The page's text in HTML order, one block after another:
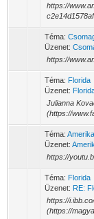
https://
Téma:
Üzenet:
https://
Téma: Florida
Üzenet:
Julianna
(https://
Téma:
Üzenet:
https://
Téma: Florida
Üzenet: RE:
https://
(https://